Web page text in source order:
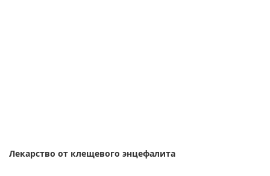
Лекарство от клещевого энцефалита